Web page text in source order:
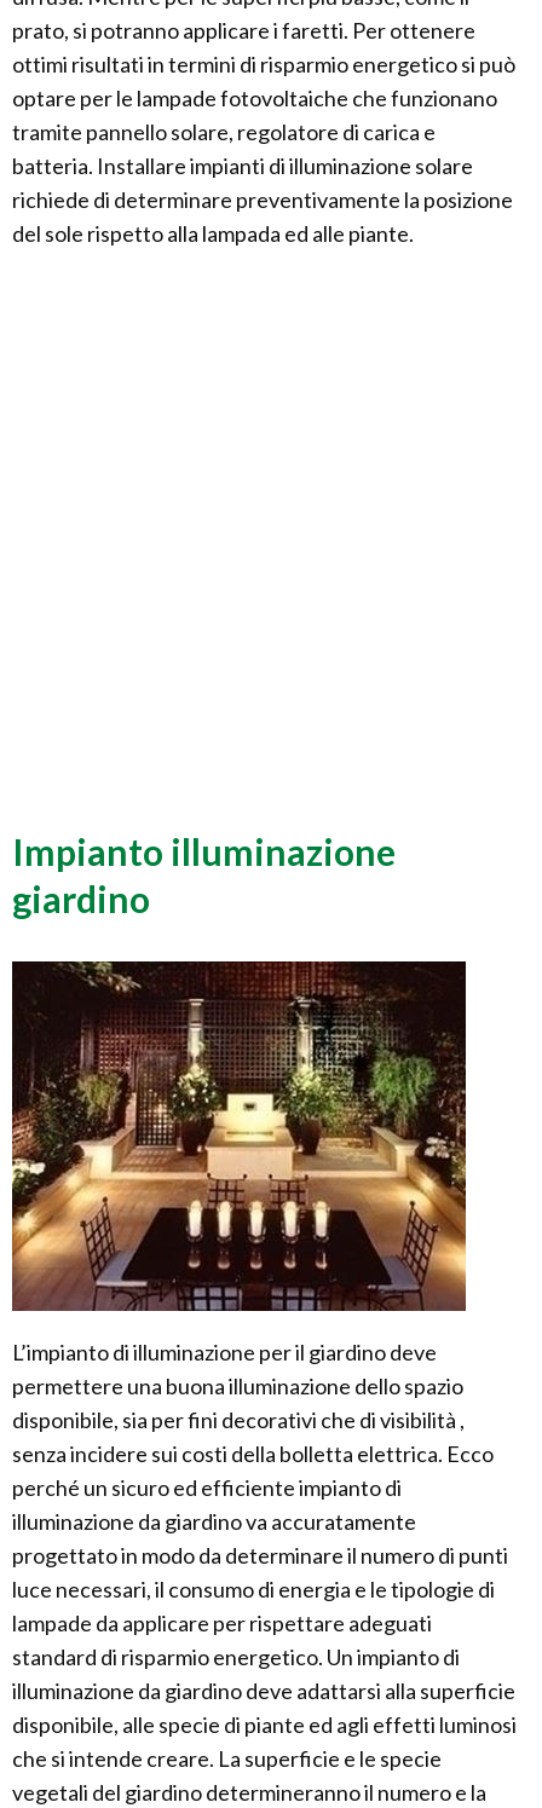
prato, si potranno applicare i faretti. Per ottenere
ottimi risultati in termini di risparmio energetico si può
optare per le lampade fotovoltaiche che funzionano
tramite pannello solare, regolatore di carica e
batteria. Installare impianti di illuminazione solare
richiede di determinare preventivamente la posizione
del sole rispetto alla lampada ed alle piante.
Impianto illuminazione
giardino
L’impianto di illuminazione per il giardino deve
permettere una buona illuminazione dello spazio
disponibile, sia per fini decorativi che di visibilità ,
senza incidere sui costi della bolletta elettrica. Ecco
perché un sicuro ed efficiente impianto di
illuminazione da giardino va accuratamente
progettato in modo da determinare il numero di punti
luce necessari, il consumo di energia e le tipologie di
lampade da applicare per rispettare adeguati
standard di risparmio energetico. Un impianto di
illuminazione da giardino deve adattarsi alla superficie
disponibile, alle specie di piante ed agli effetti luminosi
che si intende creare. La superficie e le specie
vegetali del giardino determineranno il numero e la